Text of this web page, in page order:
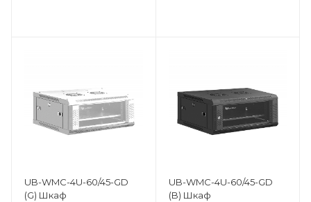
UB-WMC-4U-60/45-GD
(G) Шкаф
UB-WMC-4U-60/45-GD
(B) Шкаф